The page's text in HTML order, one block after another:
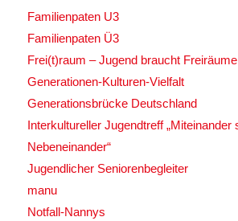
Familienpaten U3
Familienpaten Ü3
Frei(t)raum – Jugend braucht Freiräume
Generationen-Kulturen-Vielfalt
Generationsbrücke Deutschland
Interkultureller Jugendtreff „Miteinander
Nebeneinander“
Jugendlicher Seniorenbegleiter
manu
Notfall-Nannys